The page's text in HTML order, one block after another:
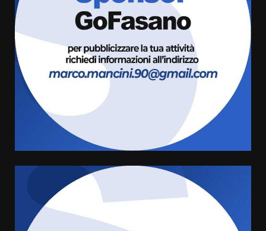
Politiche Giovanili e Mobilità
Sostenibile: premiati gli studenti
universitari del bando “La strada
giusta”
8 Agosto 2026 07:15
“I Contestatori: Musica di
Rivoluzione”: nuovo
appuntamento con “Fasano in
Banda”
amarezza per esclusione dal
campionato di calcio”
7 Agosto 2026 06:00